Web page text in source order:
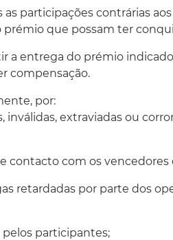
participações contrárias
que possam ter
a entrega do prémio
compensação.
por:
inválidas, extraviadas ou
contacto com os
retardadas por parte dos
pelos participantes;